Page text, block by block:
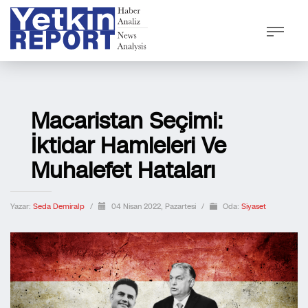
Macaristan Seçimi:
İktidar Hamleleri Ve
Muhalefet Hataları
Yazar: Seda Demiralp / 04 Nisan 2022, Pazartesi / Oda: Siyaset